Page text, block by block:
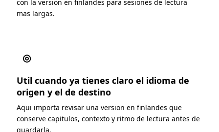
con la version en finlandes para sesiones de lectura
mas largas.
◎
Util cuando ya tienes claro el idioma de
origen y el de destino
Aqui importa revisar una version en finlandes que
conserve capitulos, contexto y ritmo de lectura antes de
guardarla.